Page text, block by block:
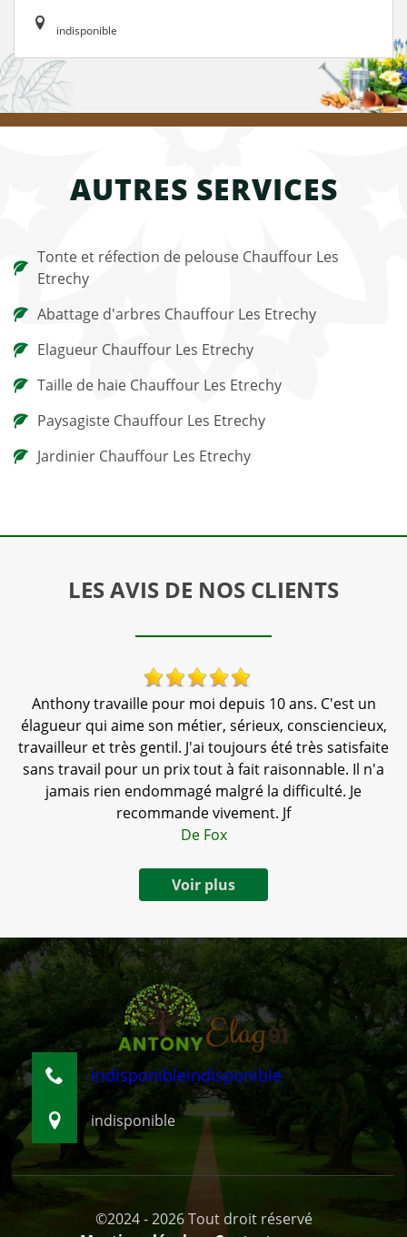
indisponible
AUTRES SERVICES
Tonte et réfection de pelouse Chauffour Les
Etrechy
Abattage d'arbres Chauffour Les Etrechy
Elagueur Chauffour Les Etrechy
Taille de haie Chauffour Les Etrechy
Paysagiste Chauffour Les Etrechy
Jardinier Chauffour Les Etrechy
LES AVIS DE NOS CLIENTS
Anthony travaille pour moi depuis 10 ans. C'est un
élagueur qui aime son métier, sérieux, consciencieux,
travailleur et très gentil. J'ai toujours été très satisfaite
sans travail pour un prix tout à fait raisonnable. Il n'a
jamais rien endommagé malgré la difficulté. Je
recommande vivement. Jf
De Fox
Voir plus
indisponibleindisponible
indisponible
©2024 - 2026 Tout droit réservé